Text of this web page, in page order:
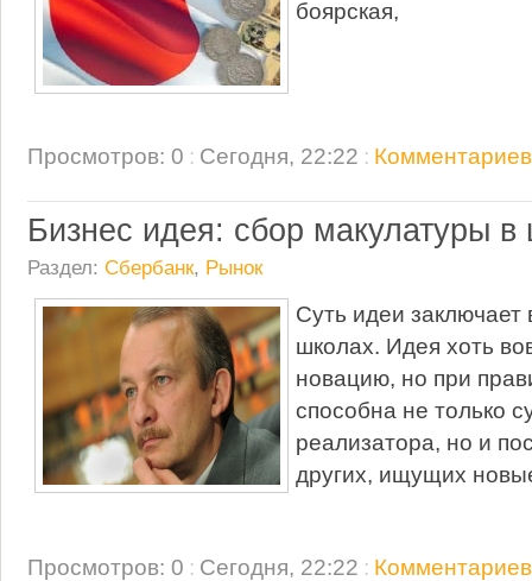
боярская,
Просмотров: 0 : Сегодня, 22:22 :
Бизнес идея: сбор макулатуры в
Раздел: Сбербанк, Рынок
Суть идеи заключает
школах. Идея хоть
новацию, но при
способна не только
реализатора, но и
других, ищущих
Просмотров: 0 : Сегодня, 22:22 :